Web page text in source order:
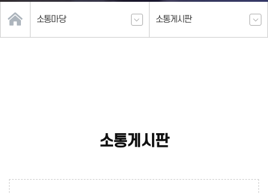
서브페이지
콘텐츠
소통마당 소통게시판
소통게시판